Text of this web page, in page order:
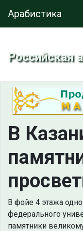
Арабистика
Российская
В
В фойе 4 этажа
федерального
памятники